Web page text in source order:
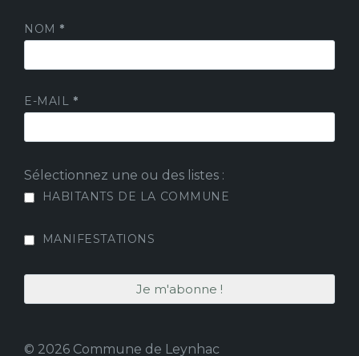
NOM *
E-MAIL *
Sélectionnez une ou des listes :
HABITANTS DE LA COMMUNE
MANIFESTATIONS
© 2026 Commune de Leynhac